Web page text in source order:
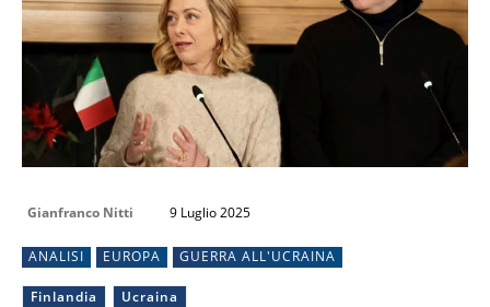
Gianfranco Nitti 9 Luglio 2025
ANALISI EUROPA GUERRA ALL'UCRAINA
Finlandia Ucraina